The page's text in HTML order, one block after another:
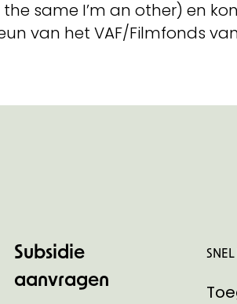
the same I’m an other) en
van het VAF/Filmfonds
Subsidie
aanvragen